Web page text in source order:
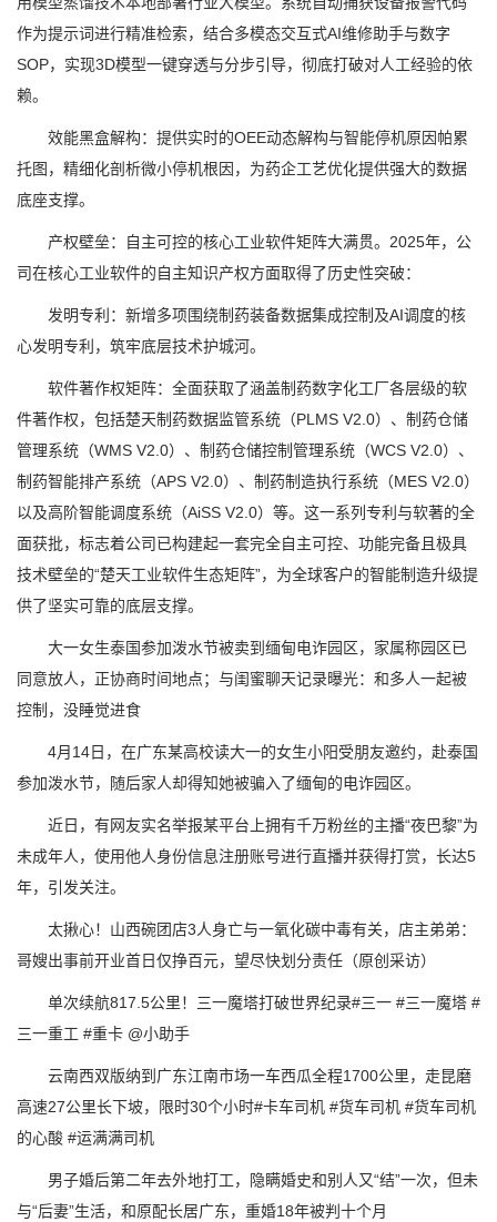
作为提示词进行精准检索，结合多模态交互式AI维修助手与数字
SOP，实现3D模型一键穿透与分步引导，彻底打破对人工经验的依
赖。
效能黑盒解构：提供实时的OEE动态解构与智能停机原因帕累
托图，精细化剖析微小停机根因，为药企工艺优化提供强大的数据
底座支撑。
产权壁垒：自主可控的核心工业软件矩阵大满贯。2025年，公
司在核心工业软件的自主知识产权方面取得了历史性突破：
发明专利：新增多项围绕制药装备数据集成控制及AI调度的核
心发明专利，筑牢底层技术护城河。
软件著作权矩阵：全面获取了涵盖制药数字化工厂各层级的软
件著作权，包括楚天制药数据监管系统（PLMS V2.0）、制药仓储
管理系统（WMS V2.0）、制药仓储控制管理系统（WCS V2.0）、
制药智能排产系统（APS V2.0）、制药制造执行系统（MES V2.0）
以及高阶智能调度系统（AiSS V2.0）等。这一系列专利与软著的全
面获批，标志着公司已构建起一套完全自主可控、功能完备且极具
技术壁垒的“楚天工业软件生态矩阵”，为全球客户的智能制造升级提
供了坚实可靠的底层支撑。
大一女生泰国参加泼水节被卖到缅甸电诈园区，家属称园区已
同意放人，正协商时间地点；与闺蜜聊天记录曝光：和多人一起被
控制，没睡觉进食
4月14日，在广东某高校读大一的女生小阳受朋友邀约，赴泰国
参加泼水节，随后家人却得知她被骗入了缅甸的电诈园区。
近日，有网友实名举报某平台上拥有千万粉丝的主播“夜巴黎”为
未成年人，使用他人身份信息注册账号进行直播并获得打赏，长达5
年，引发关注。
太揪心！山西碗团店3人身亡与一氧化碳中毒有关，店主弟弟：
哥嫂出事前开业首日仅挣百元，望尽快划分责任（原创采访）
单次续航817.5公里！三一魔塔打破世界纪录#三一 #三一魔塔 #
三一重工 #重卡 @小助手
云南西双版纳到广东江南市场一车西瓜全程1700公里，走昆磨
高速27公里长下坡，限时30个小时#卡车司机 #货车司机 #货车司机
的心酸 #运满满司机
男子婚后第二年去外地打工，隐瞒婚史和别人又“结”一次，但未
与“后妻”生活，和原配长居广东，重婚18年被判十个月